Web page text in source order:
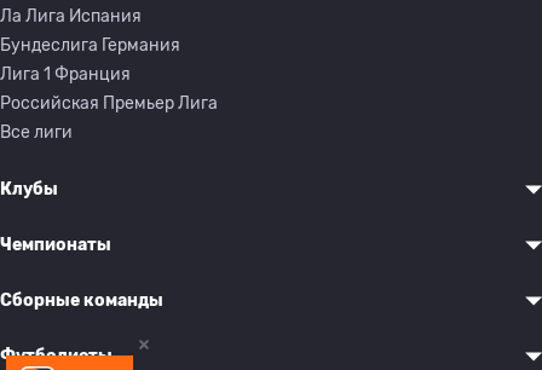
Ла Лига Испания
Бундеслига Германия
Лига 1 Франция
Российская Премьер Лига
Все лиги
Клубы
Чемпионаты
Сборные команды
Футболисты